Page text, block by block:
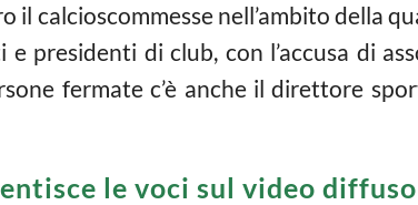
il calcioscommesse nell’ambito della
presidenti di club, con l’accusa di
fermate c’è anche il direttore
le voci sul video